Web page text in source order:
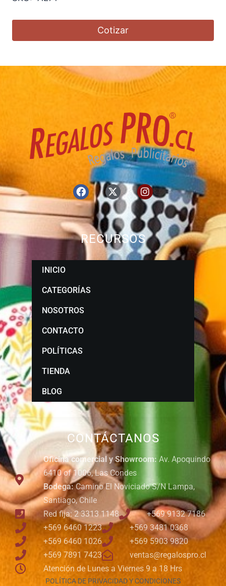
Cotizar
CONTÁCTANOS
Oficina comercial y Showroom: Av. Apoquindo
6410 of 1006, Las Condes
Bodega:Camino El Noviciado S/N Lampa,
Santiago, Chile
Red fija: 2 3313 1148
+569 9132 7186
+569 6460 1223
+569 3481 0368
+569 6460 1026
+569 5903 9820
+569 7891 7423
ventas@regalospro.cl
Atención de Lunes a Viernes 9 a 18 Hrs
POLÍTICA DE PRIVACIDAD Y CONDICIONES
RECURSOS
INICIO
CATEGORÍAS
NOSOTROS
CONTACTO
POLÍTICAS
TIENDA
BLOG